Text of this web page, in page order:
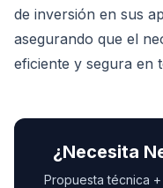
de inversión en sus
asegurando que el
eficiente y segura en
¿Necesita
Propuesta técnica